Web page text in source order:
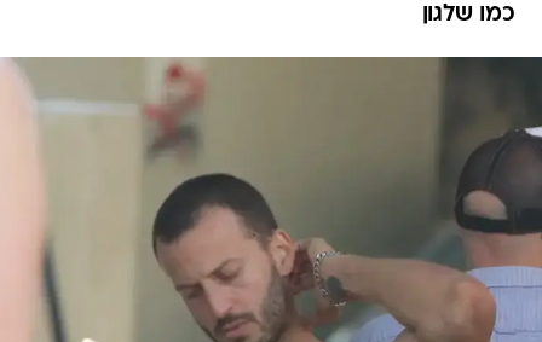
כמו שלגון